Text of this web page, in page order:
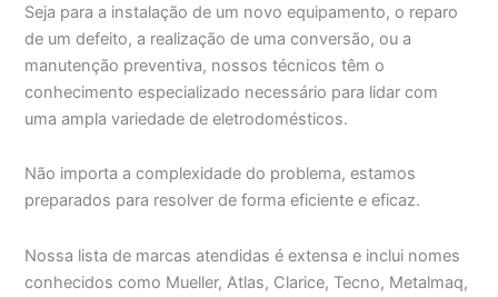
Seja para a instalação de um novo equipamento, o reparo
de um defeito, a realização de uma conversão, ou a
manutenção preventiva, nossos técnicos têm o
conhecimento especializado necessário para lidar com
uma ampla variedade de eletrodomésticos.
Não importa a complexidade do problema, estamos
preparados para resolver de forma eficiente e eficaz.
Nossa lista de marcas atendidas é extensa e inclui nomes
conhecidos como Mueller, Atlas, Clarice, Tecno, Metalmaq,